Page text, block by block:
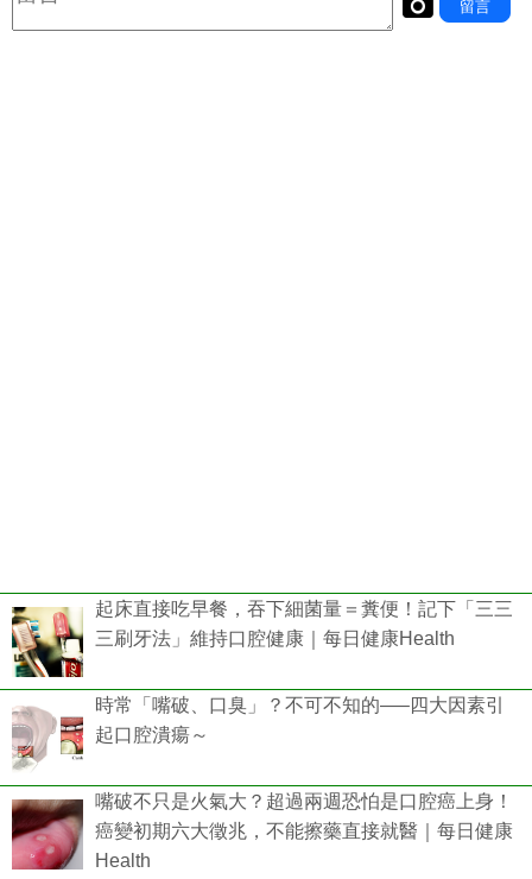
起床直接吃早餐，吞下細菌量＝糞便！記下「三三
三刷牙法」維持口腔健康｜每日健康Health
時常「嘴破、口臭」？不可不知的—–四大因素引
起口腔潰瘍～
嘴破不只是火氣大？超過兩週恐怕是口腔癌上身！
癌變初期六大徵兆，不能擦藥直接就醫｜每日健康
Health